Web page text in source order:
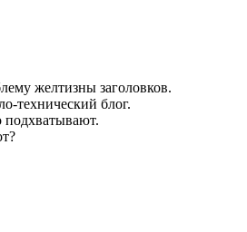
желтизны заголовков.
технический блог.
подхватывают.